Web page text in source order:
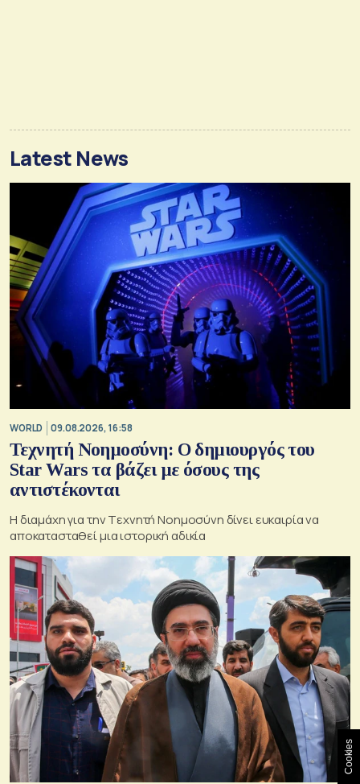
Latest News
WORLD 09.08.2026, 16:58
Τεχνητή Νοημοσύνη: Ο δημιουργός του
Star Wars τα βάζει με όσους της
αντιστέκονται
Η διαμάχη για την Tεχνητή Nοημοσύνη δίνει ευκαιρία να
αποκατασταθεί μια ιστορική αδικία
Cookies